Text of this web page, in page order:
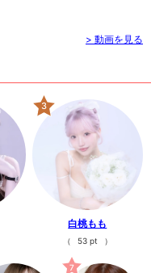
> 動画を見る
3
白桃もも
（ 53 pt ）
7